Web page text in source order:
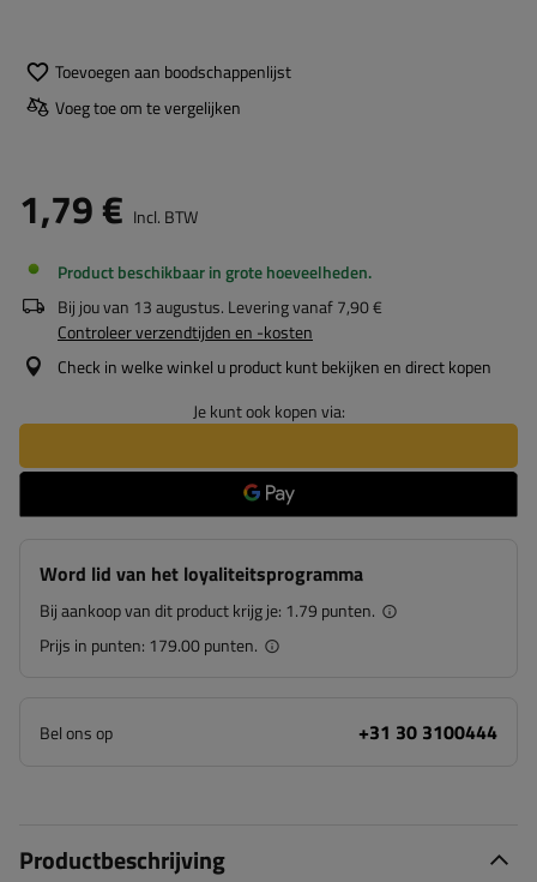
Toevoegen aan boodschappenlijst
Voeg toe om te vergelijken
1,79 € Incl. BTW
Product beschikbaar in grote hoeveelheden
Bij jou van 13 augustus. Levering vanaf7,90 €
Controleer verzendtijden en -kosten
Check in welke winkel u product kunt bekijken en direct kopen
Je kunt ook kopen via:
Word lid van het loyaliteitsprogramma
Bij aankoop van dit product krijg je: 1.79 punten.
Prijs in punten: 179.00 punten.
Bel ons op +31 30 3100444
Productbeschrijving